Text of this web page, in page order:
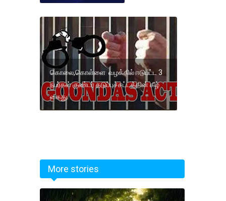
கொலை,கொள்ளை வழக்கில் ஈடுபட்ட 3
நபர்கள் குண்டர் தடுப்புச்சட்டத்தின் கீழ்
கைது.
More stories